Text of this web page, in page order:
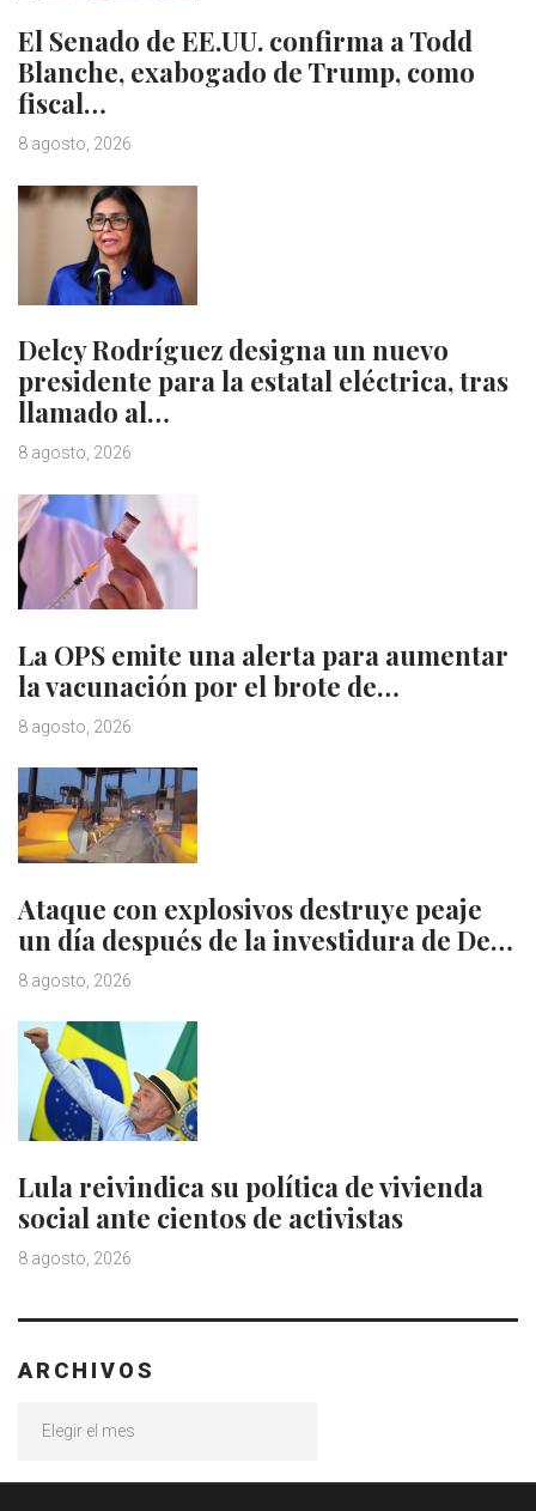
El Senado de EE.UU. confirma a Todd
Blanche, exabogado de Trump, como
fiscal…
8 agosto, 2026
Delcy Rodríguez designa un nuevo
presidente para la estatal eléctrica, tras
llamado al…
8 agosto, 2026
La OPS emite una alerta para aumentar
la vacunación por el brote de…
8 agosto, 2026
Ataque con explosivos destruye peaje
un día después de la investidura de De…
8 agosto, 2026
Lula reivindica su política de vivienda
social ante cientos de activistas
8 agosto, 2026
ARCHIVOS